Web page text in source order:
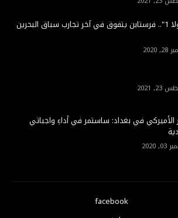
"فورمولا 1".. فرستابن يتفوق في آخر تجارب سباق البحرين
2021
الأميركي في بغداد: ساستمر في أداءِ واجباتي
2020
facebook